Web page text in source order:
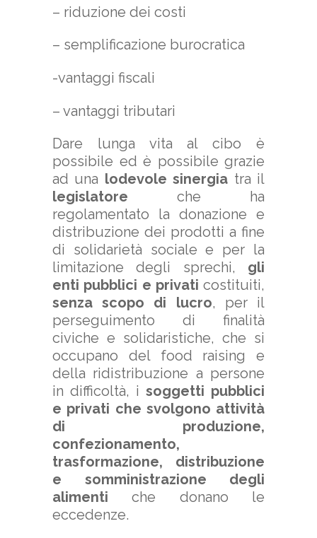
– riduzione dei costi
– semplificazione burocratica
-vantaggi fiscali
– vantaggi tributari
Dare lunga vita al cibo è
possibile ed è possibile grazie
ad una lodevole sinergia tra il
legislatore che ha
regolamentato la donazione e
distribuzione dei prodotti a fine
di solidarietà sociale e per la
limitazione degli sprechi, gli
enti pubblici e privati costituiti,
senza scopo di lucro, per il
perseguimento di finalità
civiche e solidaristiche, che si
occupano del food raising e
della ridistribuzione a persone
in difficoltà, i soggetti pubblici
e privati che svolgono attività
di produzione,
confezionamento,
trasformazione, distribuzione
e somministrazione degli
alimenti che donano le
eccedenze.